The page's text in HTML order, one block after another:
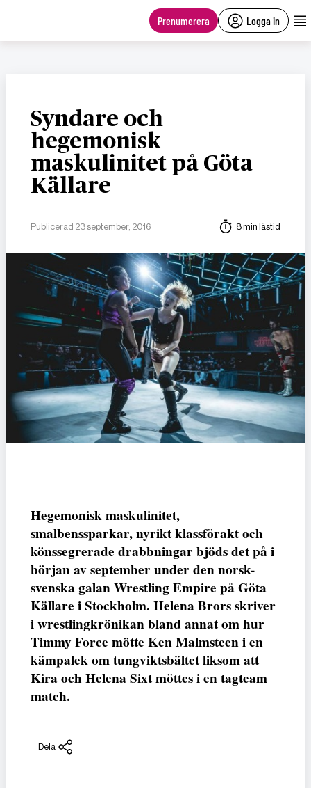
Prenumerera Logga in
Syndare och
hegemonisk
maskulinitet på Göta
Källare
Publicerad 23 september, 2016 8 min lästid
Hegemonisk maskulinitet,
smalbenssparkar, nyrikt klassförakt och
könssegrerade drabbningar bjöds det på i
början av september under den norsk-
svenska galan Wrestling Empire på Göta
Källare i Stockholm. Helena Brors skriver
i wrestlingkrönikan bland annat om hur
Timmy Force mötte Ken Malmsteen i en
kämpalek om tungviktsbältet liksom att
Kira och Helena Sixt möttes i en tagteam
match.
Dela